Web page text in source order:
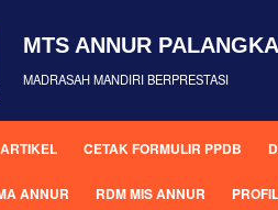
MTS ANNUR
MADRASAH MANDIRI BERPRESTASI
ARTIKEL CETAK FORMULIR PPDB
ANNUR RDM MIS ANNUR